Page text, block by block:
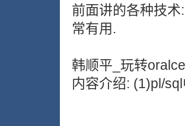
前面讲的各种技
常有用.
韩顺平_玩转
内容介绍: (1)pl/